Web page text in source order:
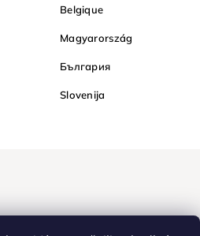
Belgique
Magyarország
България
Slovenija